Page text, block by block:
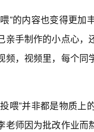
”的内容也变得更
亲手制作的小点心
频，视频里，每个
喂”并非都是物质
老师因为批改作业